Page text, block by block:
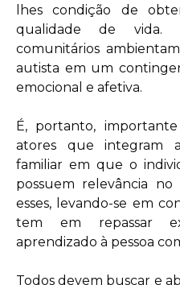
lhes condição de
qualidade de vida.
comunitários
autista em um
emocional e afetiva.
É, portanto,
atores que integram
familiar em que o
possuem relevância
esses, levando-se em
tem em repassar
aprendizado à pessoa
Todos devem buscar e